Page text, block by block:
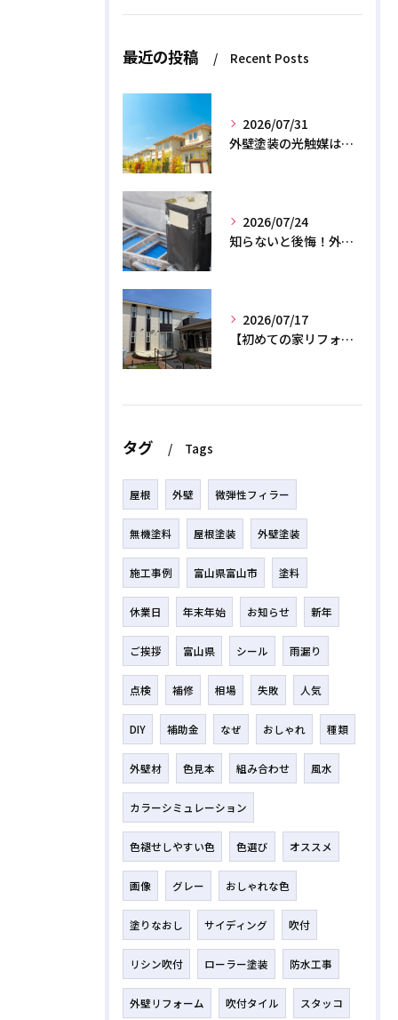
最近の投稿 Recent Posts
2026/07/31
外壁塗装の光触媒は効果なし？デメリットと2026年のリアル
2026/07/24
知らないと後悔！外壁塗装で無機質塗料を選ぶデメリットと3つの罠
2026/07/17
【初めての家リフォーム】外壁塗装の正しい時期と相場費用を解説
タグ Tags
屋根 外壁 微弾性フィラー
無機塗料 屋根塗装 外壁塗装
施工事例 富山県富山市 塗料
休業日 年末年始 お知らせ 新年
ご挨拶 富山県 シール 雨漏り
点検 補修 相場 失敗 人気
DIY 補助金 なぜ おしゃれ 種類
外壁材 色見本 組み合わせ 風水
カラーシミュレーション
色褪せしやすい色 色選び オススメ
画像 グレー おしゃれな色
塗りなおし サイディング 吹付
リシン吹付 ローラー塗装 防水工事
外壁リフォーム 吹付タイル スタッコ